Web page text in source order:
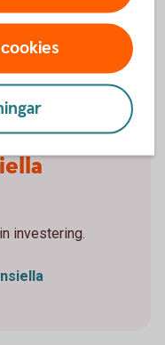
Vi förklarar
investering.